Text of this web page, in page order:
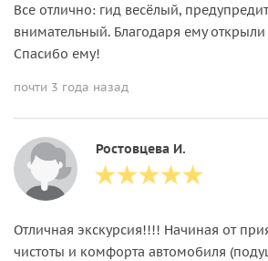
Все отлично: гид весёлый,
внимательный. Благодаря ему открыли
Спасибо ему!
почти 3 года назад
Ростовцева И.
Отличная экскурсия!!!! Начиная от
чистоты и комфорта автомобиля